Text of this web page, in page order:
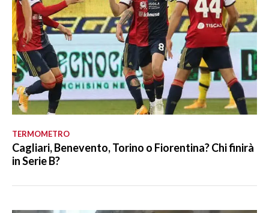
TERMOMETRO
Cagliari, Benevento, Torino o Fiorentina? Chi finirà
in Serie B?